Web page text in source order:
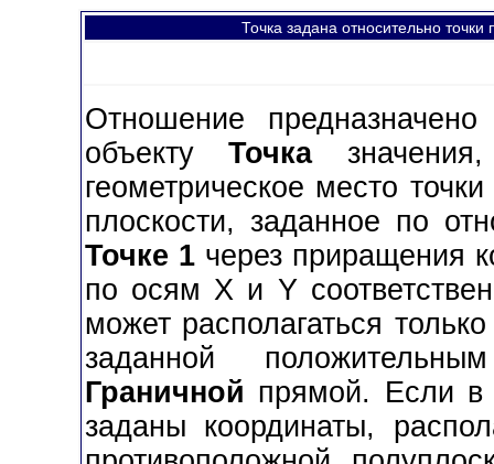
Точка задана относительно
Отношение
объектуТочказначения,
геометрическое место
плоскости, заданное по
Точке 1через приращения
по осям X и Y
может располагаться
заданной
Граничной прямой. Если в
заданы координаты,